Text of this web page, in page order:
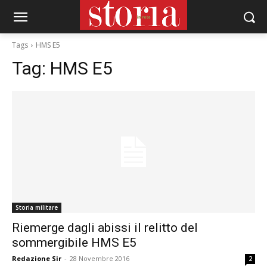
Tags HMS E5
Tag: HMS E5
Storia militare
Riemerge dagli abissi il relitto del
sommergibile HMS E5
Redazione Sir - 28 Novembre 2016 2